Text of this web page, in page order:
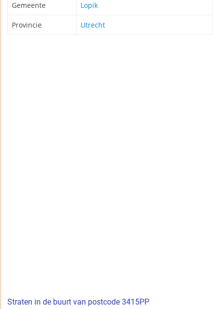
Gemeente Lopik
Provincie Utrecht
Straten in de buurt van postcode 3415PP